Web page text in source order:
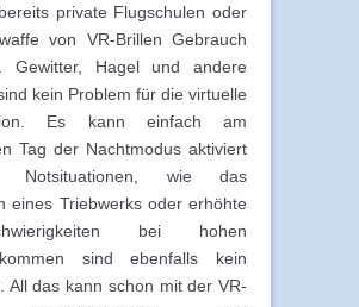
private Flugschulen oder
von VR-Brillen Gebrauch
Gewitter, Hagel und andere
kein Problem für die virtuelle
Es kann einfach am
Tag der Nachtmodus aktiviert
Notsituationen, wie das
eines Triebwerks oder erhöhte
bei hohen
sind ebenfalls kein
All das kann schon mit der VR-